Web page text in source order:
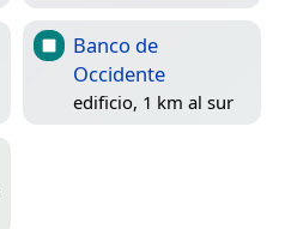
Banco de
Occidente
edificio, 1 km al sur